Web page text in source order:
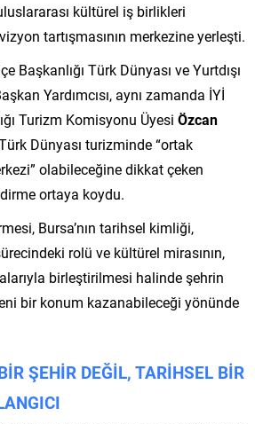
kültürel iş birlikleri
tartışmasının merkezine yerleşti.
Başkanlığı Türk Dünyası ve Yurtdışı
Yardımcısı, aynı zamanda İYİ
Turizm Komisyonu Üyesi Özcan
Türk Dünyası turizminde “ortak
olabileceğine dikkat çeken
ortaya koydu.
Bursa’nın tarihsel kimliği,
rolü ve kültürel mirasının,
birleştirilmesi halinde şehrin
bir konum kazanabileceği yönünde
ŞEHİR DEĞİL, TARİHSEL BİR